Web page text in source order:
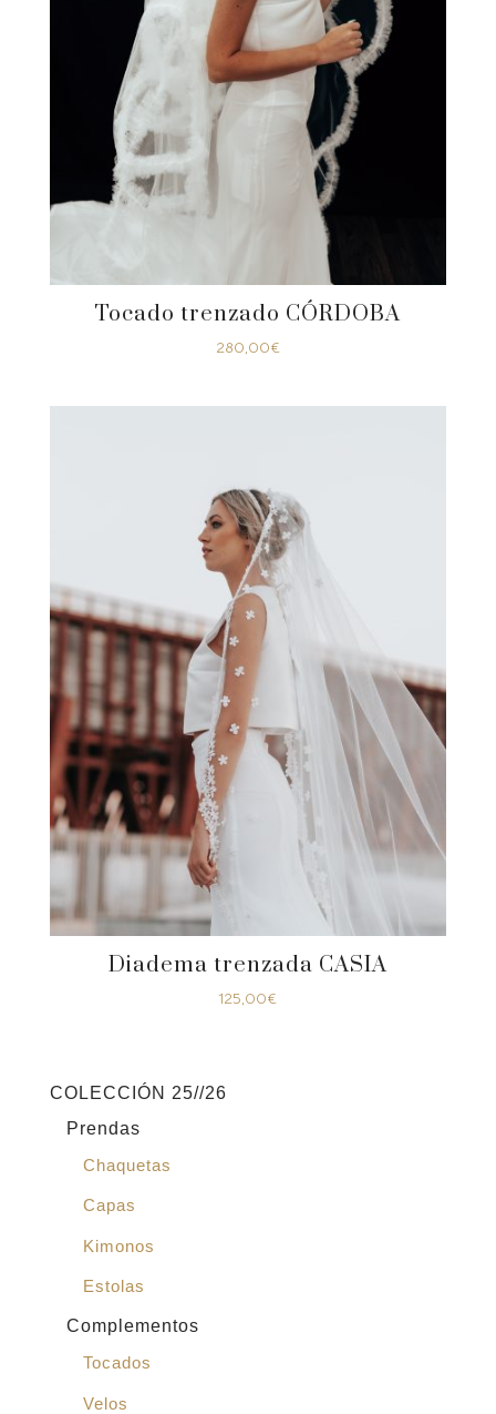
Tocado trenzado CÓRDOBA
280,00€
Diadema trenzada CASIA
125,00€
COLECCIÓN 25//26
Prendas
Chaquetas
Capas
Kimonos
Estolas
Complementos
Tocados
Velos